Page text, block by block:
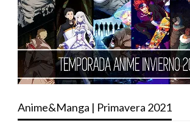
Anime&Manga | Primavera 2021